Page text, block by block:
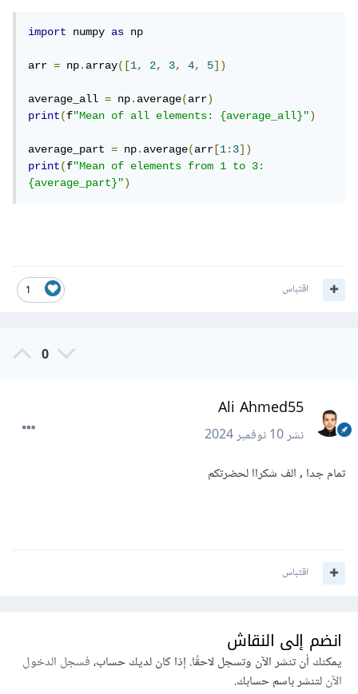
import numpy as np
arr = np.array([1, 2, 3, 4, 5])
average_all = np.average(arr)
print(f"Mean of all elements: {average_all}")
average_part = np.average(arr [1:3])
print(f"Mean of elements from 1 to 3:
{average_part}")
1 اقتباس
0
Ali Ahmed55
نشر10 نوفمبر 2024
تمام جدا , الف شكراا لحضرتكم
اقتباس
انضم إلى النقاش
يمكنك أن تنشر الآن وتسجل لاحقًا. إذا كان لديك حساب،فسجل الدخول
الآنلتنشر باسم حسابك.